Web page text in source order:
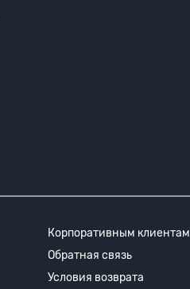
Корпоративным клиентам
Обратная связь
Условия возврата